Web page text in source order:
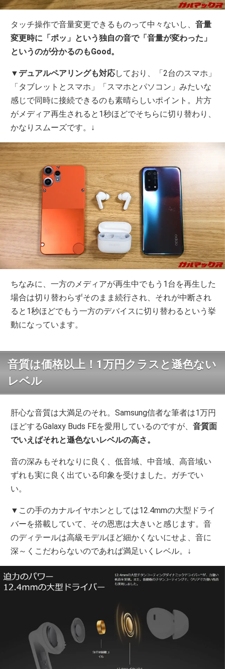
タッチ操作で音量変更できるものって中々ないし、音量
変更時に「ポッ」という独自の音で「音量が変わった」
というのが分かるのもGood。
▼ デュアルペアリングも対応しており、「2台のスマホ」
「タブレットとスマホ」「スマホとパソコン」みたいな
感じで同時に接続できるのも素晴らしいポイント。片方
がメディア再生されると1秒ほどでそちらに切り替わり、
かなりスムーズです。↓
ちなみに、一方のメディアが再生中でもう1台を再生した
場合は切り替わらずそのまま続行され、それが中断され
ると1秒ほどでもう一方のデバイスに切り替わるという挙
動になっています。
音質は価格以上！1万円クラスと遜色ない
レベル
肝心な音質は大満足のそれ。Samsung信者な筆者は1万円
ほどするGalaxy Buds FEを愛用しているのですが、音質面
でいえばそれと遜色ないレベルの高さ。
音の深みもそれなりに良く、低音域、中音域、高音域い
ずれも実に良く出ている印象を受けました。ガチでい
い。
▼この手のカナルイヤホンとしては12.4mmの大型ドライ
バーを搭載していて、その恩恵は大きいと感じます。音
のディテールは高級モデルほど細かくないにせよ、音に
深～くこだわらないのであれば満足いくレベル。↓